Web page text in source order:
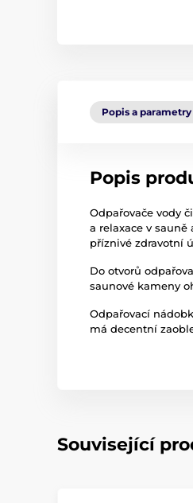
Popis a parametry
Popis
Odpařovače vody
a relaxace v
příznivé zdravotní
Do otvorů
saunové kameny
Odpařovací
má decentní
Související